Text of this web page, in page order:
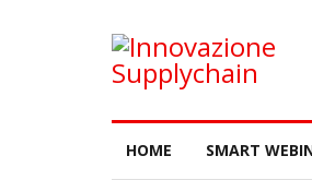
HOME SMART